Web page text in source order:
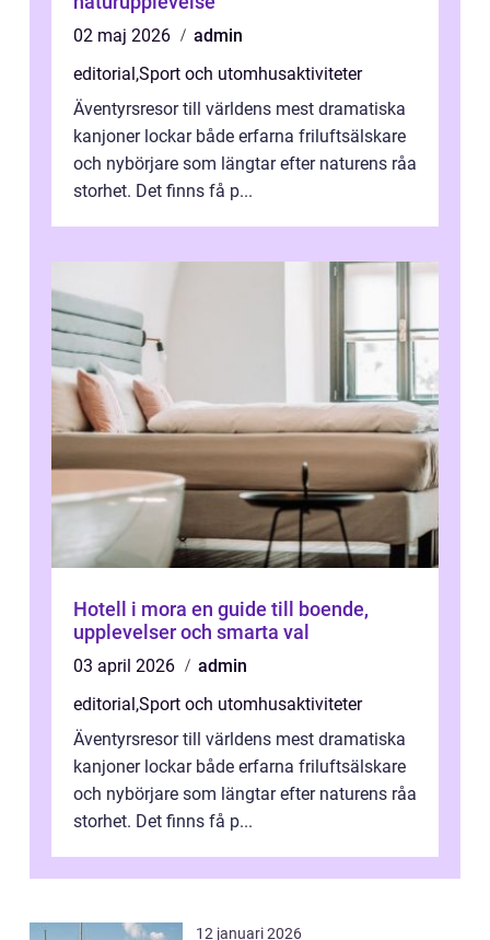
02 maj 2026
admin
editorial,Sport och utomhusaktiviteter
Äventyrsresor till världens mest dramatiska
kanjoner lockar både erfarna friluftsälskare
och nybörjare som längtar efter naturens råa
storhet. Det finns få p...
Hotell i mora en guide till boende,
upplevelser och smarta val
03 april 2026
admin
editorial,Sport och utomhusaktiviteter
Äventyrsresor till världens mest dramatiska
kanjoner lockar både erfarna friluftsälskare
och nybörjare som längtar efter naturens råa
storhet. Det finns få p...
12 januari 2026